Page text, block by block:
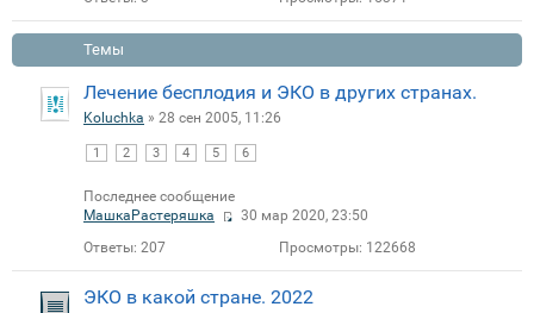
Темы
Лечение бесплодия и ЭКО в других странах.
Koluchka » 28 сен 2005, 11:26
1 2 3 4 5 6
Последнее сообщение
МашкаРастеряшка
30 мар 2020, 23:50
Ответы: 207 Просмотры: 122668
ЭКО в какой стране. 2022